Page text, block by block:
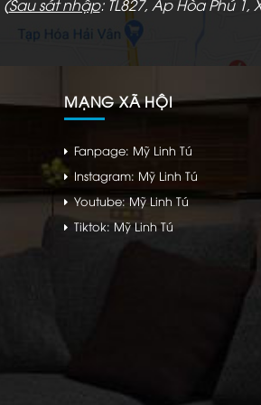
(Sau sát nhập: TL827, Ấp Hòa Phú 1,
MẠNG XÃ HỘI
Fanpage: Mỹ Linh Tú
Instagram: Mỹ Linh Tú
Youtube: Mỹ Linh Tú
Tiktok: Mỹ Linh Tú